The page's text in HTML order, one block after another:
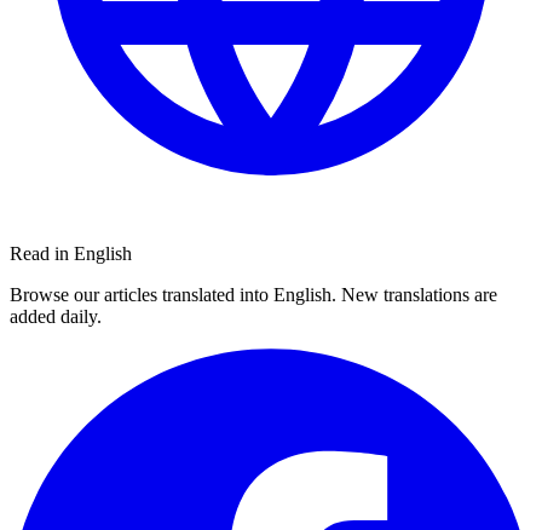
Read in English
Browse our articles translated into English. New translations are
added daily.